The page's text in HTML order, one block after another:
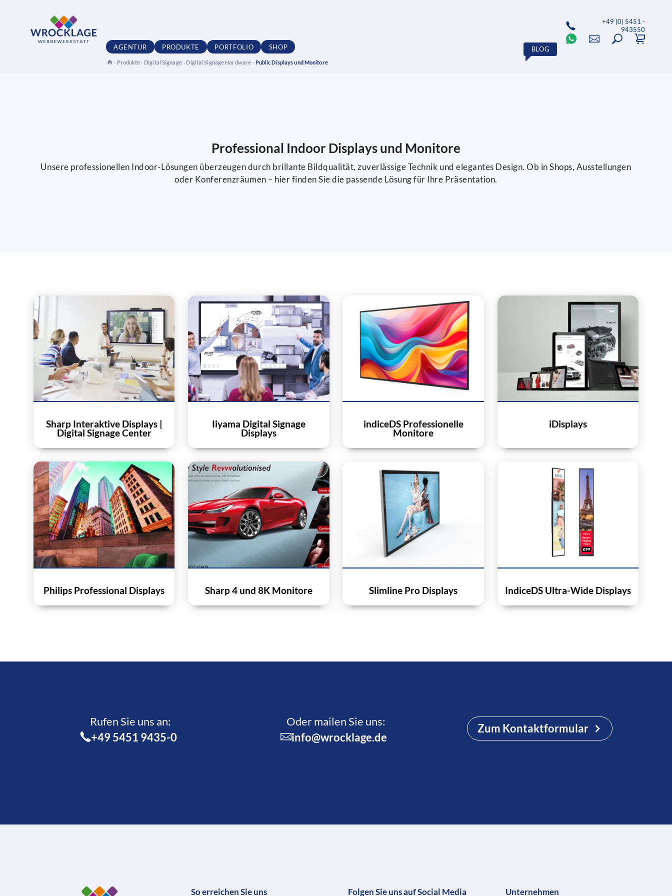
AGENTUR PRODUKTE PORTFOLIO SHOP BLOG
› Produkte › Digital Signage › Digital Signage Hardware › Public Displays und Monitore
+49 (0) 5451 -
943550
Professional Indoor Displays und Monitore
Unsere professionellen Indoor-Lösungen überzeugen durch brillante Bildqualität, zuverlässige Technik und elegantes Design. Ob in Shops, Ausstellungen
oder Konferenzräumen – hier finden Sie die passende Lösung für Ihre Präsentation.
Sharp Interaktive Displays |
Digital Signage Center
Iiyama Digital Signage
Displays
indiceDS Professionelle
Monitore
iDisplays
Philips Professional Displays Sharp 4 und 8K Monitore Slimline Pro Displays IndiceDS Ultra-Wide Displays
Rufen Sie uns an:­
+49 5451 9435-0
Oder mailen Sie uns:
info@wrocklage.de
Zum Kontaktformular
So erreichen Sie uns Folgen Sie uns auf Social Media Unternehmen